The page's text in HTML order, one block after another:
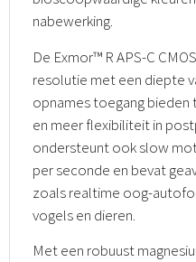
nabewerking.
De Exmor™ R APS-C
resolutie met een diepte
opnames toegang
en meer flexibiliteit in
ondersteunt ook slow
per seconde en bevat
zoals realtime oog-
vogels en dieren.
Met een robuust